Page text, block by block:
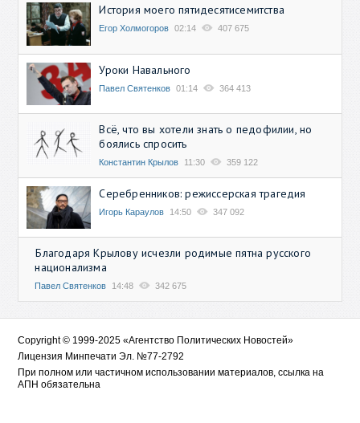
История моего пятидесятисемитства
Егор Холмогоров 02:14 407 675
Уроки Навального
Павел Святенков 01:14 364 413
Всё, что вы хотели знать о педофилии, но
боялись спросить
Константин Крылов 11:30 359 122
Серебренников: режиссерская трагедия
Игорь Караулов 14:50 347 092
Благодаря Крылову исчезли родимые пятна русского
национализма
Павел Святенков 14:48 342 675
Copyright © 1999-2025 «Агентство Политических Новостей»
Лицензия Минпечати Эл. №77-2792
При полном или частичном использовании материалов, ссылка на
АПН обязательна